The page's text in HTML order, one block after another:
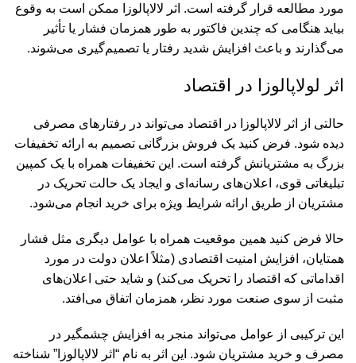
مورد مطالعه قرار گرفته است. اثر لالاپالوزا ممکن است به وقوع
بیاید هنگامی که چندین فاکتور به طور همزمان فشار یا تأثیر
می‌گذارند و باعث افزایش شدید رفتار یا تصمیم‌گیری می‌شوند.
اثر لولاپالوزا در اقتصاد
حالتی از اثر لالاپالوزا در اقتصاد می‌تواند در رفتارهای مصرفی
دیده شود. فرض کنید یک فروش بزرگانی تصمیم به ارائه تخفیفات
بزرگ به مشتریانش گرفته است. این تخفیفات همراه با یک کمپین
تبلیغاتی قوی، اعلان‌های رسانه‌ای و ایجاد یک حالت تحریک در
مشتریان از طریق ارائه شرایط ویژه برای خرید انجام می‌شود.
حالا فرض کنید همین موقعیت همراه با عوامل دیگری مثل فشار
همتایان، افزایش امنیت اقتصادی (مثلاً اعلان دولت در مورد
اقداماتی که اقتصاد را تحریک می‌کند) و شاید حتی اعلان‌های
مثبت از سوی صنعت مورد نظر، همزمان اتفاق می‌افتد.
این ترکیبی از عوامل می‌تواند منجر به افزایش چشمگیر در
مصرف و خرید مشتریان شود. این اثر به نام “اثر لالاپالوزا” شناخته